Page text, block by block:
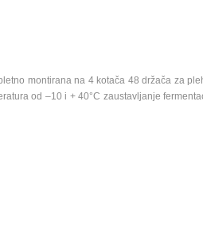
montirana na 4 kotača 48 držača za
od –10 i + 40°C zaustavljanje